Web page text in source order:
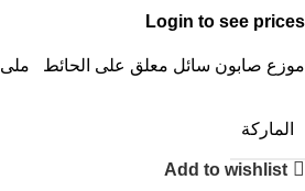
Login to see prices
موزع صابون سائل معلق على الحائط ملى 1000 HH
الماركة
Add to wishlist